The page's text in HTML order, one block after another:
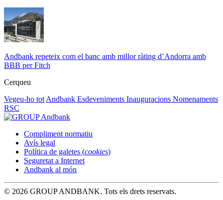
Andbank repeteix com el banc amb millor ràting d’Andorra amb
BBB per Fitch
Cerqueu
Vegeu-ho totAndbank Esdeveniments Inauguracions Nomenaments
RSC
Compliment normatiu
Avís legal
Política de galetes (cookies)
Seguretat a Internet
Andbank al món
© 2026 GROUP ANDBANK. Tots els drets reservats.